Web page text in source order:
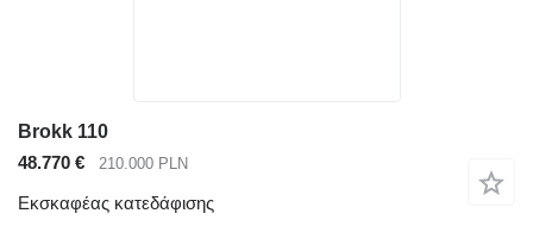
Brokk 110
48.770 €
210.000 PLN
Εκσκαφέας κατεδάφισης